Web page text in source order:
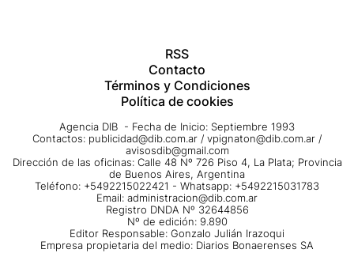
RSS
Contacto
Términos y Condiciones
Política de cookies
Agencia DIB - Fecha de Inicio: Septiembre 1993
Contactos: publicidad@dib.com.ar / vpignaton@dib.com.ar /
avisosdib@gmail.com
Dirección de las oficinas: Calle 48 Nº 726 Piso 4, La Plata; Provincia
de Buenos Aires, Argentina
Teléfono: +5492215022421 - Whatsapp: +5492215031783
Email: administracion@dib.com.ar
Registro DNDA Nº 32644856
Nº de edición: 9.890
Editor Responsable: Gonzalo Julián Irazoqui
Empresa propietaria del medio: Diarios Bonaerenses SA